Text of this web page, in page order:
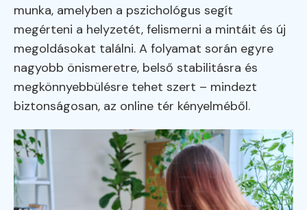
munka, amelyben a pszichológus segít
megérteni a helyzetét, felismerni a mintáit és új
megoldásokat találni. A folyamat során egyre
nagyobb önismeretre, belső stabilitásra és
megkönnyebbülésre tehet szert – mindezt
biztonságosan, az online tér kényelméből.